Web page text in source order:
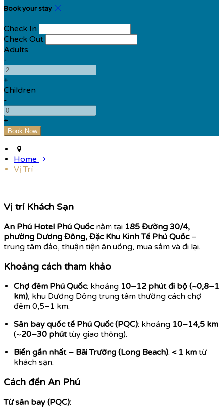
Book your stay
Check In
Check Out
Adults
-
+
Children
-
+
Home
Vị Trí
Vị trí Khách Sạn
An Phú Hotel Phú Quốcnằm tại 185 Đường 30/4,
phường Dương Đông, Đặc Khu Kinh Tế Phú Quốc–
trung tâm đảo, thuận tiện ăn uống, mua sắm và đi lại.
Khoảng cách tham khảo
Chợ đêm Phú Quốc: khoảng 10–12 phút đi bộ (~0,8–1
km), khu Dương Đông trung tâm thường cách chợ
đêm 0,5–1 km.
Sân bay quốc tế Phú Quốc (PQC): khoảng 10–14,5 km
(~20–30 phúttùy giao thông).
Biển gần nhất – Bãi Trường (Long Beach): < 1 km từ
khách sạn.
Cách đến An Phú
Từ sân bay (PQC):